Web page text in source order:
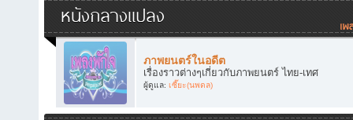
หนังกลางแปลง
ภาพยนตร์ในอดีต
เรื่องราวต่างๆเกี่ยวกับภาพยนตร์ ไทย-เทศ
ผู้ดูแล: เซี๊ยะ(นพดล)